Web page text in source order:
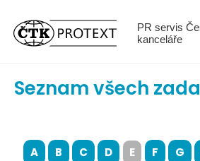
PR servis
kanceláře
Seznam všech
A B C D E F G